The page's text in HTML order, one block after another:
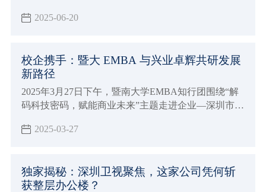
Accredited Production）黄金级认证！
2025-06-20
校企携手：暨大 EMBA 与兴业卓辉共研发展
新路径
2025年3月27日下午，暨南大学EMBA知行团围绕“解
码科技密码，赋能商业未来”主题走进企业—深圳市兴
2025-03-27
独家揭秘：深圳卫视聚焦，这家公司凭何斩
获整层办公楼？